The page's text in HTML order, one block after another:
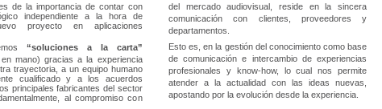
de la importancia de contar con
independiente a la hora de
proyecto en aplicaciones
“soluciones a la carta”
mano) gracias a la experiencia
trayectoria, a un equipo humano
cualificado y a los acuerdos
principales fabricantes del sector
al compromiso con
del mercado audiovisual, reside en la sincera
comunicación con clientes, proveedores y
departamentos.
Esto es, en la gestión del conocimiento como base
de comunicación e intercambio de experiencias
profesionales y know-how, lo cual nos permite
atender a la actualidad con las ideas nuevas,
apostando por la evolución desde la experiencia.